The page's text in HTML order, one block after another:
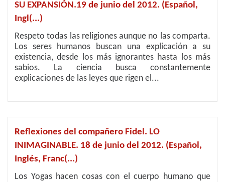
SU EXPANSIÓN.19 de junio del 2012. (Español,
Ingl(...)
Respeto todas las religiones aunque no las comparta.
Los seres humanos buscan una explicación a su
existencia, desde los más ignorantes hasta los más
sabios. La ciencia busca constantemente
explicaciones de las leyes que rigen el...
Reflexiones del compañero Fidel. LO
INIMAGINABLE. 18 de junio del 2012. (Español,
Inglés, Franc(...)
Los Yogas hacen cosas con el cuerpo humano que